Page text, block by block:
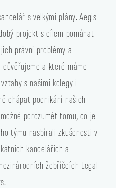
s velkými plány. Aegis
projekt s cílem pomáhat
právní problémy a
a které máme
s našimi kolegy i
chápat podnikání našich
porozumět tomu, co je
týmu nasbírali zkušenosti v
kancelářích a
žebříčcích Legal